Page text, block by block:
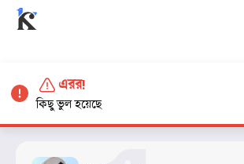
এরর!
কিছু ভুল হয়েছে